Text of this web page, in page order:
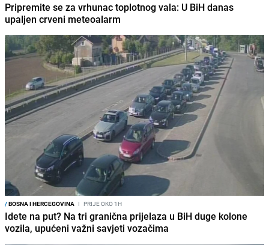
Pripremite se za vrhunac toplotnog vala: U BiH danas
upaljen crveni meteoalarm
/BOSNA I HERCEGOVINA I PRIJE OKO 1H
Idete na put? Na tri granična prijelaza u BiH duge kolone
vozila, upućeni važni savjeti vozačima